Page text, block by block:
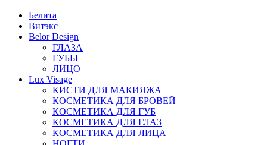
Белита
Витэкс
Belor Design
ГЛАЗА
ГУБЫ
ЛИЦО
Lux Visage
КИСТИ ДЛЯ МАКИЯЖА
КОСМЕТИКА ДЛЯ БРОВЕЙ
КОСМЕТИКА ДЛЯ ГУБ
КОСМЕТИКА ДЛЯ ГЛАЗ
КОСМЕТИКА ДЛЯ ЛИЦА